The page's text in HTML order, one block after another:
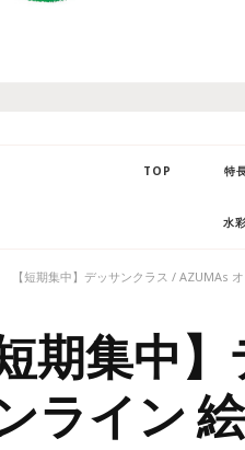
TOP 特
水
【短期集中】デッサンクラス / AZUMAs
短期集中
ライン